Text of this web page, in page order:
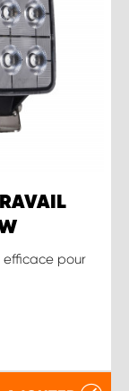
efficace pour